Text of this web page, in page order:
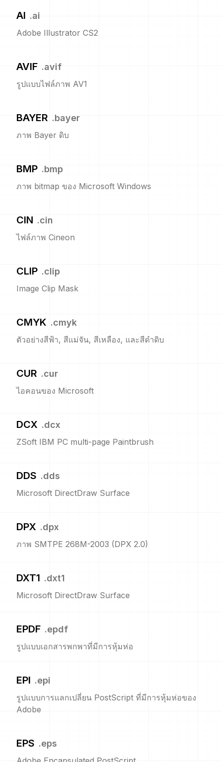
AI .ai
Adobe Illustrator CS2
AVIF .avif
รูปแบบไฟล์ภาพ AV1
BAYER .bayer
ภาพ Bayer ดิบ
BMP .bmp
ภาพ bitmap ของ Microsoft Windows
CIN .cin
ไฟล์ภาพ Cineon
CLIP .clip
Image Clip Mask
CMYK .cmyk
ตัวอย่างสีฟ้า, สีแม่จัน, สีเหลือง, และสีดำดิบ
CUR .cur
ไอคอนของ Microsoft
DCX .dcx
ZSoft IBM PC multi-page Paintbrush
DDS .dds
Microsoft DirectDraw Surface
DPX .dpx
ภาพ SMTPE 268M-2003 (DPX 2.0)
DXT1 .dxt1
Microsoft DirectDraw Surface
EPDF .epdf
รูปแบบเอกสารพกพาที่มีการหุ้มห่อ
EPI .epi
รูปแบบการแลกเปลี่ยน PostScript ที่มีการหุ้มห่อของ
Adobe
EPS .eps